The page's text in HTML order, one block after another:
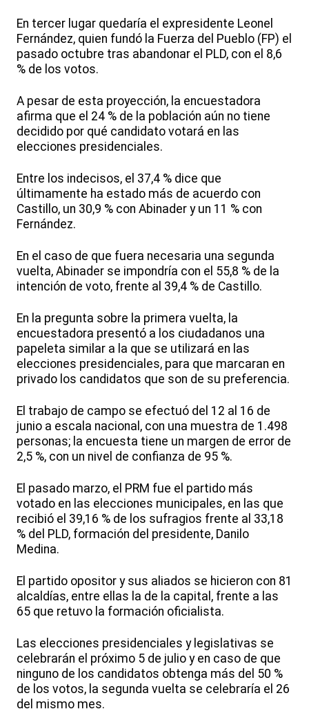
En tercer lugar quedaría el expresidente Leonel
Fernández, quien fundó la Fuerza del Pueblo (FP) el
pasado octubre tras abandonar el PLD, con el 8,6
% de los votos.
A pesar de esta proyección, la encuestadora
afirma que el 24 % de la población aún no tiene
decidido por qué candidato votará en las
elecciones presidenciales.
Entre los indecisos, el 37,4 % dice que
últimamente ha estado más de acuerdo con
Castillo, un 30,9 % con Abinader y un 11 % con
Fernández.
En el caso de que fuera necesaria una segunda
vuelta, Abinader se impondría con el 55,8 % de la
intención de voto, frente al 39,4 % de Castillo.
En la pregunta sobre la primera vuelta, la
encuestadora presentó a los ciudadanos una
papeleta similar a la que se utilizará en las
elecciones presidenciales, para que marcaran en
privado los candidatos que son de su preferencia.
El trabajo de campo se efectuó del 12 al 16 de
junio a escala nacional, con una muestra de 1.498
personas; la encuesta tiene un margen de error de
2,5 %, con un nivel de confianza de 95 %.
El pasado marzo, el PRM fue el partido más
votado en las elecciones municipales, en las que
recibió el 39,16 % de los sufragios frente al 33,18
% del PLD, formación del presidente, Danilo
Medina.
El partido opositor y sus aliados se hicieron con 81
alcaldías, entre ellas la de la capital, frente a las
65 que retuvo la formación oficialista.
Las elecciones presidenciales y legislativas se
celebrarán el próximo 5 de julio y en caso de que
ninguno de los candidatos obtenga más del 50 %
de los votos, la segunda vuelta se celebraría el 26
del mismo mes.